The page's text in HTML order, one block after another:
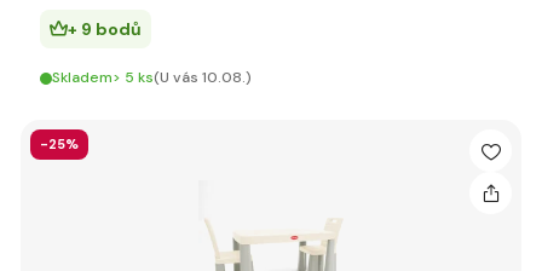
+ 9 bodů
Skladem> 5 ks(U vás 10.08.)
-25%